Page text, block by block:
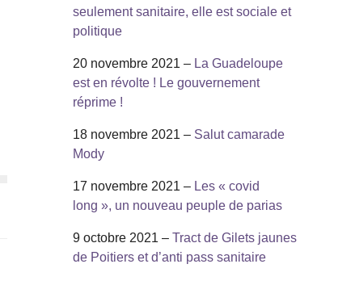
seulement sanitaire, elle est sociale et
politique
20 novembre 2021 – La Guadeloupe
est en révolte ! Le gouvernement
réprime !
18 novembre 2021 – Salut camarade
Mody
17 novembre 2021 – Les « covid
long », un nouveau peuple de parias
9 octobre 2021 – Tract de Gilets jaunes
de Poitiers et d’anti pass sanitaire